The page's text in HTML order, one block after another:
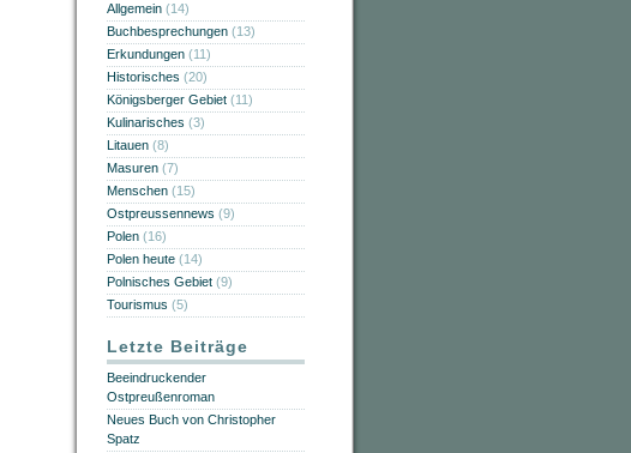
Allgemein (14)
Buchbesprechungen (13)
Erkundungen (11)
Historisches (20)
Königsberger Gebiet (11)
Kulinarisches (3)
Litauen (8)
Masuren (7)
Menschen (15)
Ostpreussennews (9)
Polen (16)
Polen heute (14)
Polnisches Gebiet (9)
Tourismus (5)
Letzte Beiträge
Beeindruckender
Ostpreußenroman
Neues Buch von Christopher
Spatz